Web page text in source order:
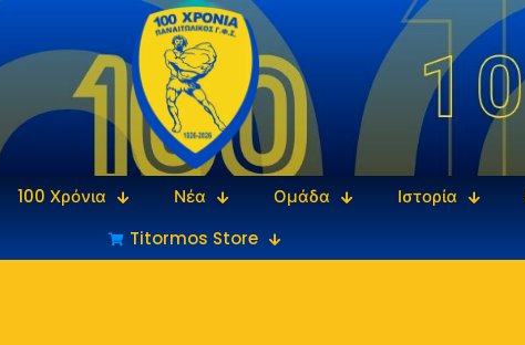
100 Χρόνια Νέα Ομάδα Ιστορία
Titormos Store